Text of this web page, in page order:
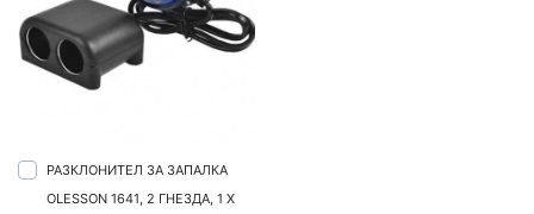
РАЗКЛОНИТЕЛ ЗА ЗАПАЛКА
OLESSON 1641, 2 ГНЕЗДА, 1 X